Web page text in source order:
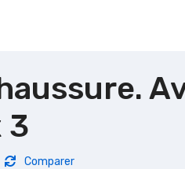
3
Comparer